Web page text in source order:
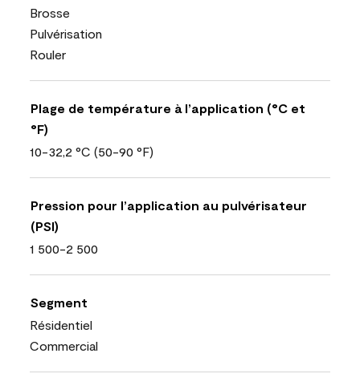
Brosse
Pulvérisation
Rouler
Plage de température à l’application (°C et
°F)
10-32,2 °C (50-90 °F)
Pression pour l’application au pulvérisateur
(PSI)
1 500-2 500
Segment
Résidentiel
Commercial